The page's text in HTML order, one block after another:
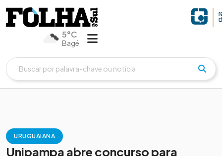
5°C
Bagé
URUGUAIANA
Unipampa abre concurso para